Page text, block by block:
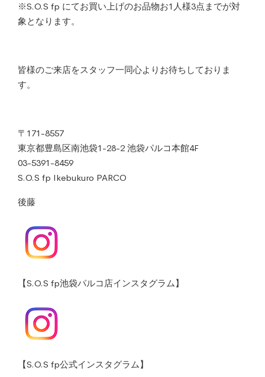
※S.O.S fp にてお買い上げのお品物お1人様3点までが対
象となります。
皆様のご来店をスタッフ一同心よりお待ちしておりま
す。
〒171-8557
東京都豊島区南池袋1-28-2 池袋パルコ本館4F
03-5391-8459
S.O.S fp Ikebukuro PARCO
後藤
【S.O.S fp池袋パルコ店インスタグラム】
【S.O.S fp公式インスタグラム】